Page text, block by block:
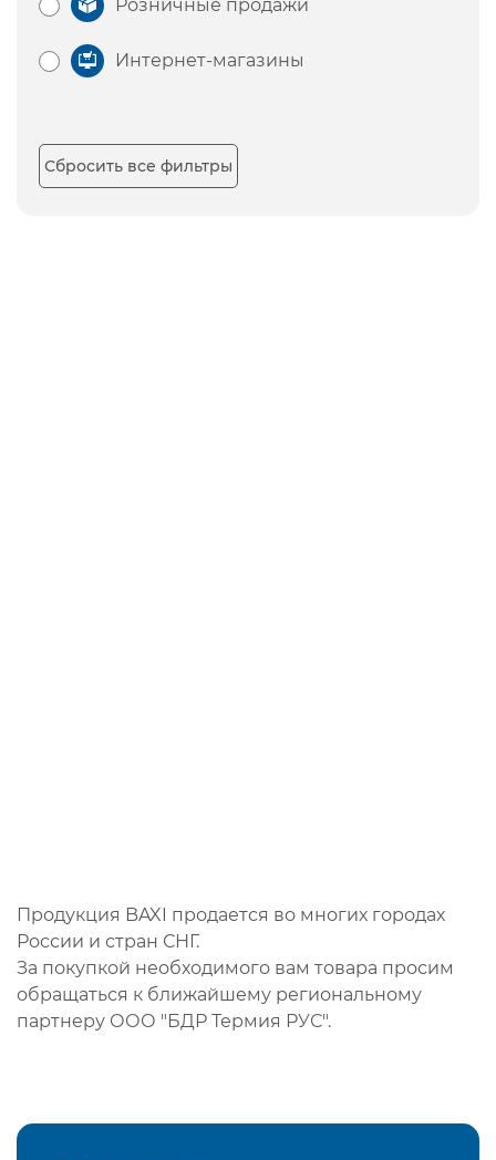
Розничные продажи
Интернет-магазины
Сбросить все фильтры
Продукция BAXI продается во многих городах
России и стран СНГ.
За покупкой необходимого вам товара просим
обращаться к ближайшему региональному
партнеру ООО "БДР Термия РУС".